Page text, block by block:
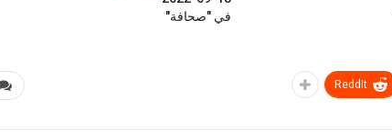
في "صحافة"
ReddIt